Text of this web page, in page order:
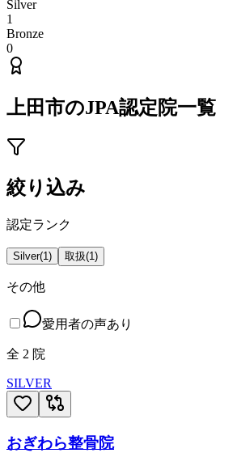
Silver
1
Bronze
0
上田市のJPA認定院一覧
絞り込み
認定ランク
Silver(1) 取扱(1)
その他
愛用者の声あり
全 2 院
SILVER
おぎわら整骨院